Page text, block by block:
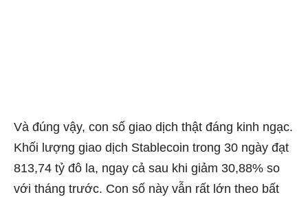
Và đúng vậy, con số giao dịch thật đáng kinh ngạc.
Khối lượng giao dịch Stablecoin trong 30 ngày đạt
813,74 tỷ đô la, ngay cả sau khi giảm 30,88% so
với tháng trước. Con số này vẫn rất lớn theo bất